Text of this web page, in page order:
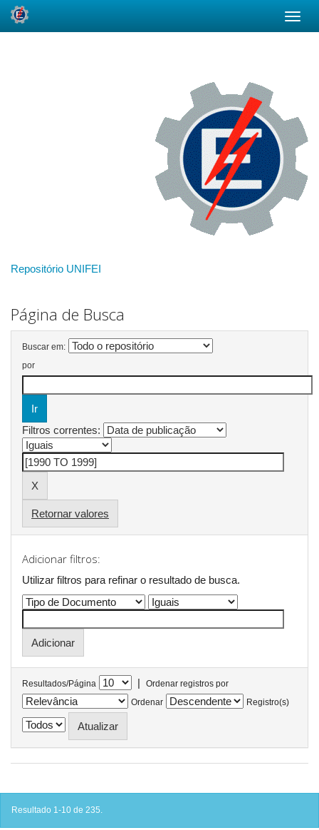
Repositório UNIFEI
Página de Busca
Buscar em:
por
Filtros correntes:
Retornar valores
Adicionar filtros:
Utilizar filtros para refinar o resultado de busca.
Resultados/Página |
Ordenar registros por
Ordenar
Registro(s)
Resultado 1-10 de 235.